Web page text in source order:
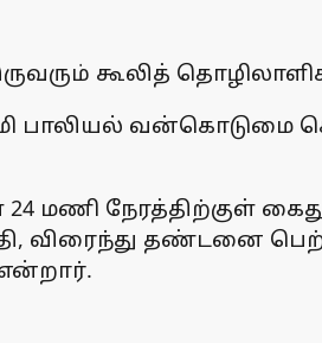
கூலித்
பாலியல்
மணி நேரத்திற்குள்
விரைந்து தண்டனை
என்றார்.